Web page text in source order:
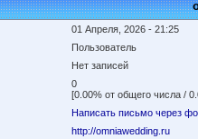
01 Апреля, 2026 - 21:25
Пользователь
Нет записей
0
[0.00% от общего числа /
Написать письмо через
http://omniawedding.ru